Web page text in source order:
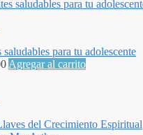
para tu adolescente
Agregar al carrito
del Crecimiento Espiritual